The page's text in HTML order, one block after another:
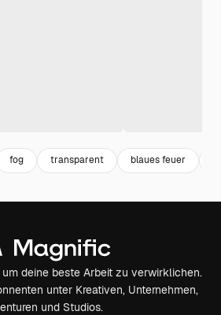
fog transparent blaues feuer
deine beste Arbeit zu verwirklichen.
unter Kreativen, Unternehmen,
und Studios.